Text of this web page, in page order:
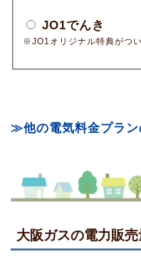
JO1でんき
※JO1オリジナル特典がつ
≫他の電気料金プラン
大阪ガスの電力販売